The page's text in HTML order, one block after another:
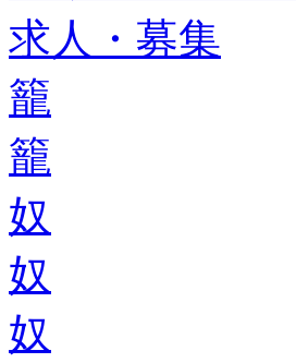
求人・募集
籠
籠
奴
奴
奴